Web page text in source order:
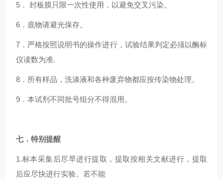
5 ． 封板膜只限一次性使用，以避免交叉污染。
6 ．底物请避光保存。
7 ．严格按照说明书的操作进行，试验结果判定必须以酶标
仪读数为准.
8 ．所有样品，洗涤液和各种废弃物都应按传染物处理。
9 ．本试剂不同批号组分不得混用。
七．特别提醒
1.标本采集后尽早进行提取，提取按相关文献进行，提取
后应尽快进行实验。若不能